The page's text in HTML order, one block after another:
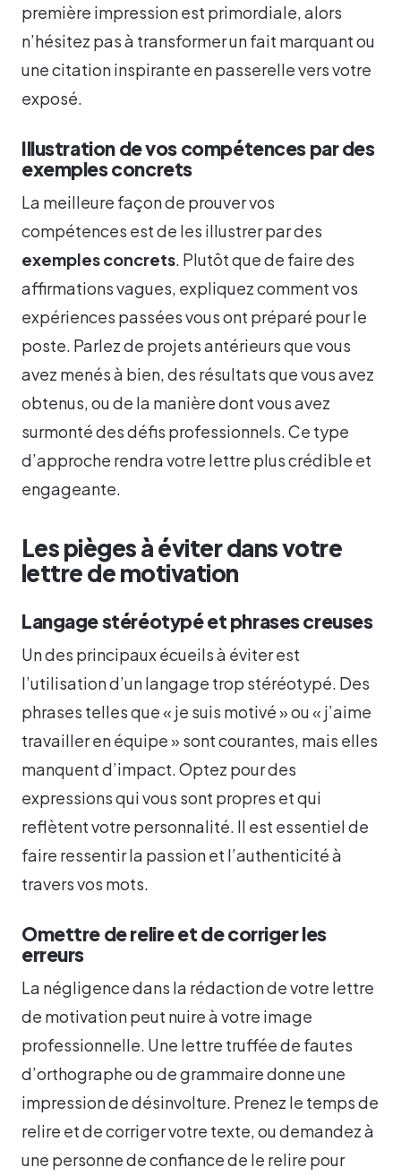
première impression est primordiale, alors
n’hésitez pas à transformer un fait marquant ou
une citation inspirante en passerelle vers votre
exposé.
Illustration de vos compétences par des
exemples concrets
La meilleure façon de prouver vos
compétences est de les illustrer par des
exemples concrets. Plutôt que de faire des
affirmations vagues, expliquez comment vos
expériences passées vous ont préparé pour le
poste. Parlez de projets antérieurs que vous
avez menés à bien, des résultats que vous avez
obtenus, ou de la manière dont vous avez
surmonté des défis professionnels. Ce type
d’approche rendra votre lettre plus crédible et
engageante.
Les pièges à éviter dans votre
lettre de motivation
Langage stéréotypé et phrases creuses
Un des principaux écueils à éviter est
l’utilisation d’un langage trop stéréotypé. Des
phrases telles que « je suis motivé » ou « j’aime
travailler en équipe » sont courantes, mais elles
manquent d’impact. Optez pour des
expressions qui vous sont propres et qui
reflètent votre personnalité. Il est essentiel de
faire ressentir la passion et l’authenticité à
travers vos mots.
Omettre de relire et de corriger les
erreurs
La négligence dans la rédaction de votre lettre
de motivation peut nuire à votre image
professionnelle. Une lettre truffée de fautes
d’orthographe ou de grammaire donne une
impression de désinvolture. Prenez le temps de
relire et de corriger votre texte, ou demandez à
une personne de confiance de le relire pour